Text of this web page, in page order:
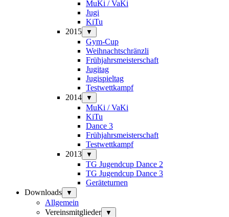
MuKi / VaKi
Jugi
KiTu
2015
▼
Gym-Cup
Weihnachtschränzli
Frühjahrsmeisterschaft
Jugitag
Jugispieltag
Testwettkampf
2014
▼
MuKi / VaKi
KiTu
Dance 3
Frühjahrsmeisterschaft
Testwettkampf
2013
▼
TG Jugendcup Dance 2
TG Jugendcup Dance 3
Geräteturnen
Downloads
▼
Allgemein
Vereinsmitglieder
▼